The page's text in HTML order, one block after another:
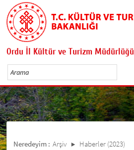
Ordu İl Kültür ve Turizm Müdürlüğü
Neredeyim : Arşiv Haberler (2023)